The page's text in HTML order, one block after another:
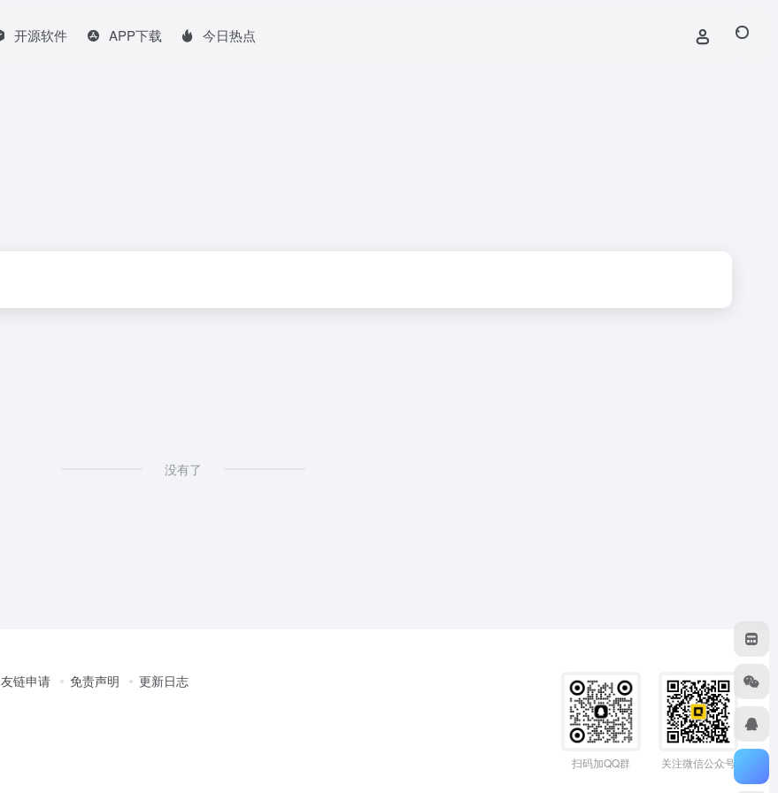
开源软件 APP下载 今日热点
没有了
友链申请 免责声明 更新日志
扫码加QQ群 关注微信公众号